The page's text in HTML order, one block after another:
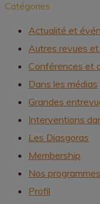
Catégories
Actualité et
Autres revues et
Conférences et
Dans les médias
Grandes
Interventions
Les Diasgoras
Membership
Nos programmes
Profil